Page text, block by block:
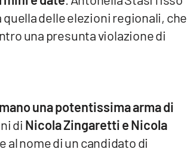
delle elezioni regionali, che
una presunta violazione di
una potentissima arma di
di Nicola Zingaretti e Nicola
al nome di un candidato di